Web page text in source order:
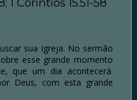
sua Igreja. No sermão
esse grande momento
que um dia acontecerá.
Deus, com esta grande